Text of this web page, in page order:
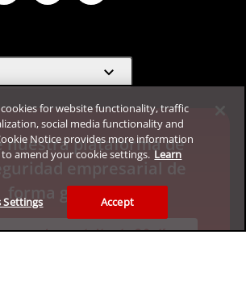
expand_more
nuestra plataforma de
forma gratuita
prueba gratuita de 30 días
cookies for website functionality, traffic
social media functionality and
Notice provides more information
amend your cookie settings. Learn
Settings Accept